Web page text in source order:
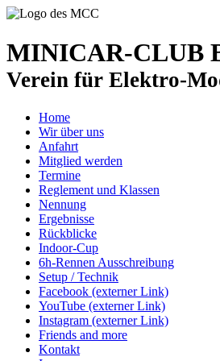
MINICAR-CLUB
Verein für Elektro-
Home
Wir über uns
Anfahrt
Mitglied werden
Termine
Reglement und Klassen
Nennung
Ergebnisse
Rückblicke
Indoor-Cup
6h-Rennen Ausschreibung
Setup / Technik
Facebook (externer Link)
YouTube (externer Link)
Instagram (externer Link)
Friends and more
Kontakt